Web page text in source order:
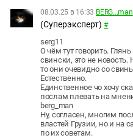
08.03.25 в 16:33 BERG...man
(Суперэксперт) #
serg11
О чём тут говорить.
свински, это не новость.
то они очевидно со
Естественно.
Единственное чо хочу
послам плевать на
berg_man
Ну, согласен, многим
властей Грузии, но и на
по их советам.